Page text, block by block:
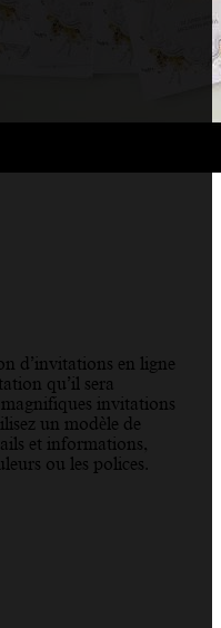
d’invitations en ligne
qu’il sera
invitations
un modèle de
et informations,
ou les polices.